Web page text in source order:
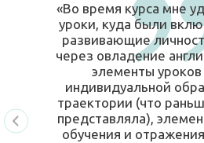
«Во время курса мне
уроки, куда были
развивающие
через овладение
элементы уроков
индивидуальной
траектории (что
представляла),
обучения и